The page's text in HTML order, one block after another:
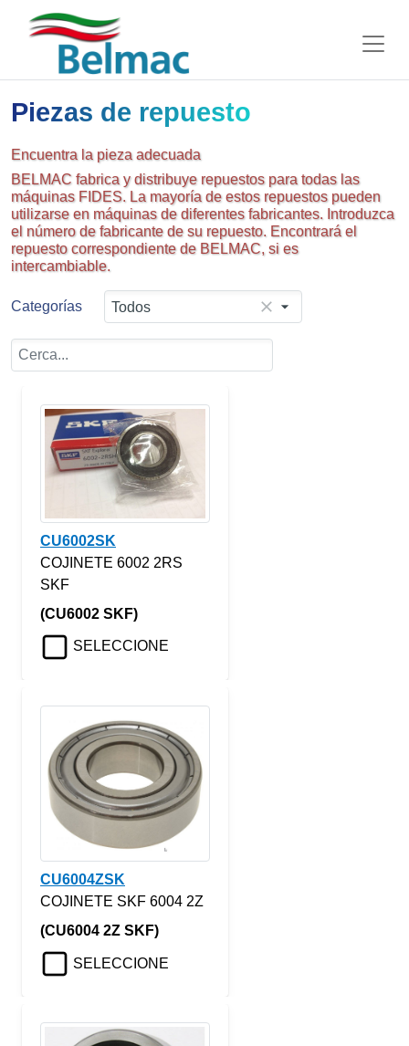
Piezas de repuesto
Encuentra la pieza adecuada
BELMAC fabrica y distribuye repuestos para todas las
máquinas FIDES. La mayoría de estos repuestos pueden
utilizarse en máquinas de diferentes fabricantes. Introduzca
el número de fabricante de su repuesto. Encontrará el
repuesto correspondiente de BELMAC, si es
intercambiable.
Categorías Todos
CU6002SK
COJINETE 6002 2RS
SKF
(CU6002 SKF)
SELECCIONE
CU6004ZSK
COJINETE SKF 6004 2Z
(CU6004 2Z SKF)
SELECCIONE